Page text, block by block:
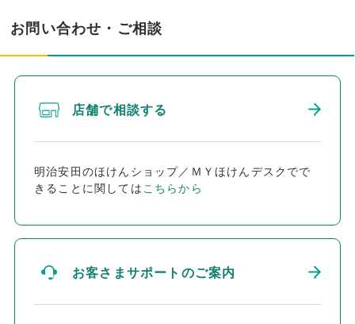
お問い合わせ・ご相談
店舗で相談する
明治安田のほけんショップ／ＭＹほけんデスクでで
きることに関してはこちらから
お客さまサポートのご案内